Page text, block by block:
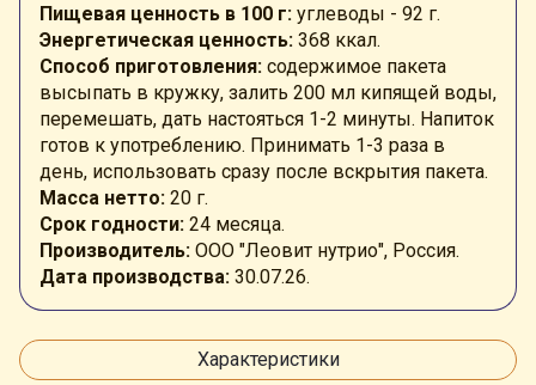
Пищевая ценность в 100 г: углеводы - 92 г.
Энергетическая ценность: 368 ккал.
Способ приготовления: содержимое пакета
высыпать в кружку, залить 200 мл кипящей воды,
перемешать, дать настояться 1-2 минуты. Напиток
готов к употреблению. Принимать 1-3 раза в
день, использовать сразу после вскрытия пакета.
Масса нетто: 20 г.
Срок годности: 24 месяца.
Производитель: ООО "Леовит нутрио", Россия.
Дата производства: 30.07.26.
Характеристики